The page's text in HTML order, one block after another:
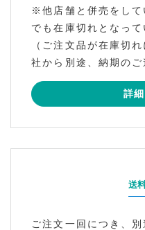
※他店舗と併売をして
でも在庫切れとなって
（ご注文品が在庫切
社から別途、納期のご
詳
送
ご注文一回につき、